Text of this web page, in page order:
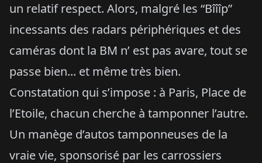
un relatif respect. Alors, malgré les “Bîîîp”
incessants des radars périphériques et des
caméras dont la BM n’ est pas avare, tout se
passe bien... et même très bien.
Constatation qui s’impose : à Paris, Place de
l’Etoile, chacun cherche à tamponner l’autre.
Un manège d’autos tamponneuses de la
vraie vie, sponsorisé par les carrossiers